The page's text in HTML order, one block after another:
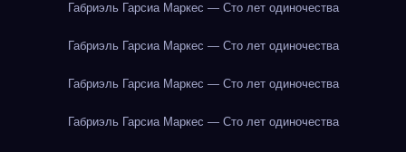
Габриэль Гарсиа Маркес — Сто лет одиночества
Габриэль Гарсиа Маркес — Сто лет одиночества
Габриэль Гарсиа Маркес — Сто лет одиночества
Габриэль Гарсиа Маркес — Сто лет одиночества